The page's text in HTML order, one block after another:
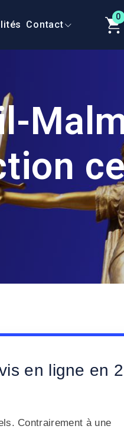
Contact
0
en ligne en
Contrairement à une